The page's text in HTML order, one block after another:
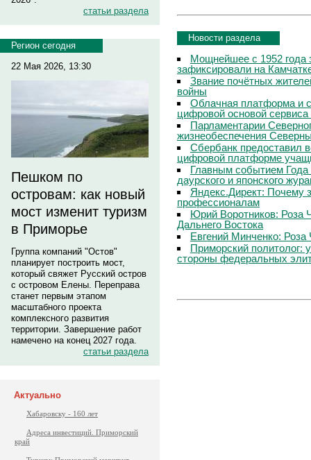
статьи раздела
Регион сегодня
22 Мая 2026, 13:30
Пешком по
островам: как новый
мост изменит туризм
в Приморье
Группа компаний "Остов"
планирует построить мост,
который свяжет Русский остров
с островом Елены. Переправа
станет первым этапом
масштабного проекта
комплексного развития
территории. Завершение работ
намечено на конец 2027 года.
статьи раздела
Актуально
Хабаровску - 160 лет
Адреса инвестиций. Приморский
край
Новости раздела
Мощнейшее с 1952 года
зафиксировали на
Звание почётных
войны
Облачная платформа и
цифровой основой
Парламентарии
жизнеобеспечения
Сбербанк предоставил
цифровой платформе
Главным событием
даурского и японского
Яндекс.Директ: Почему
профессионалам
Юрий Воротников: Роза
Дальнего Востока
Евгений Минченко: Роза
Приморский политолог:
стороны федеральных